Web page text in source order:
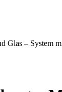
Glas – System